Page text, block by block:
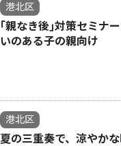
港北区
｢親なき後｣対策セミ
いのある子の親向け
港北区
夏の三重奏で、涼やか